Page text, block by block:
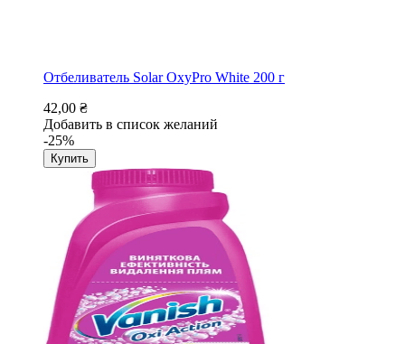
Отбеливатель Solar OxyPro White 200 г
42,00 ₴
Добавить в список желаний
-25%
Купить